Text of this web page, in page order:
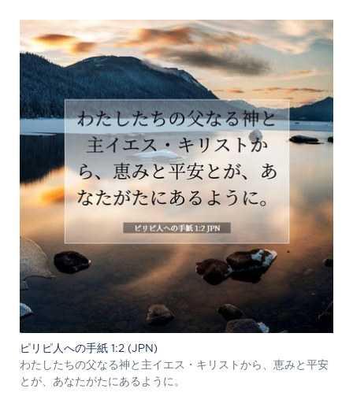
ピリピ人への手紙 1:2 (JPN)
わたしたちの父なる神と主イエス・キリストから、恵みと平安
とが、あなたがたにあるように。